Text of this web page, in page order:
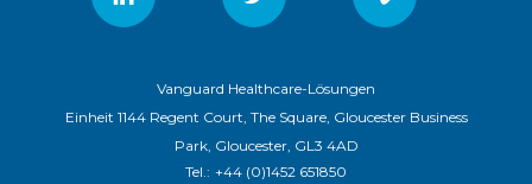
Vanguard Healthcare-Lösungen
Einheit 1144 Regent Court, The Square, Gloucester Business
Park, Gloucester, GL3 4AD
Tel.: +44 (0)1452 651850